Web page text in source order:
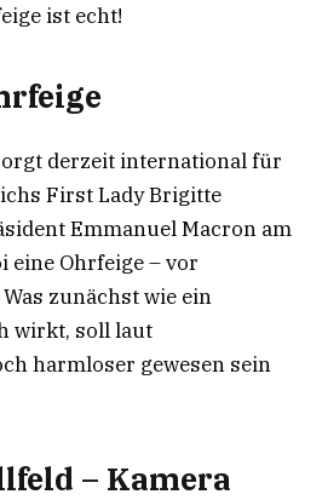
ist echt!
derzeit international für
First Lady Brigitte
Emmanuel Macron am
eine Ohrfeige – vor
zunächst wie ein
wirkt, soll laut
harmloser gewesen sein
– Kamera